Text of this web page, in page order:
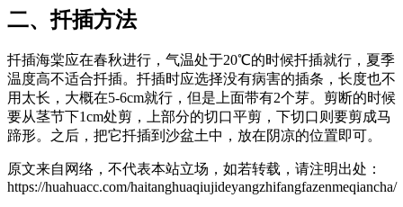
二、扦插方法
扦插海棠应在春秋进行，气温处于20℃的时候扦插就行，夏季
温度高不适合扦插。扦插时应选择没有病害的插条，长度也不
用太长，大概在5-6cm就行，但是上面带有2个芽。剪断的时候
要从茎节下1cm处剪，上部分的切口平剪，下切口则要剪成马
蹄形。之后，把它扦插到沙盆土中，放在阴凉的位置即可。
原文来自网络，不代表本站立场，如若转载，请注明出处：
https://huahuacc.com/haitanghuaqiujideyangzhifangfazenmeqiancha/